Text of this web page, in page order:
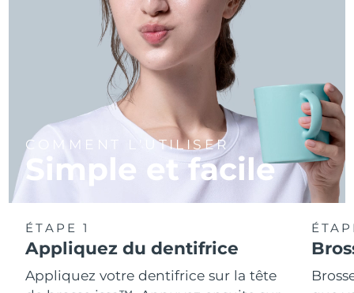
COMMENT L'UTILISER
Simple et facile
ÉTAPE 1
Appliquez du dentifrice
Appliquez votre dentifrice sur la tête